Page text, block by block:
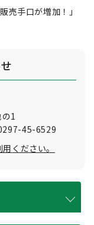
売手口が増加！」
1
45-6529
ください。